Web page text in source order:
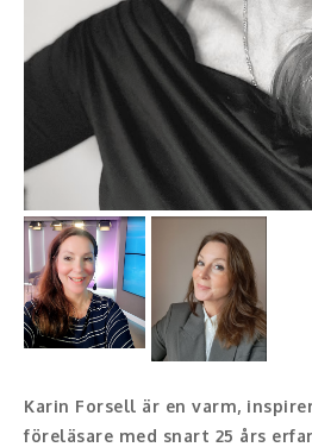
Moderator, konferencier
Moderator
Konferencier
Workshopledare, facilitator
Radio och TV-profiler
Underhållning och event
Humoristiska föredrag
Karin Forsell är en varm,
föreläsare med snart 25 års